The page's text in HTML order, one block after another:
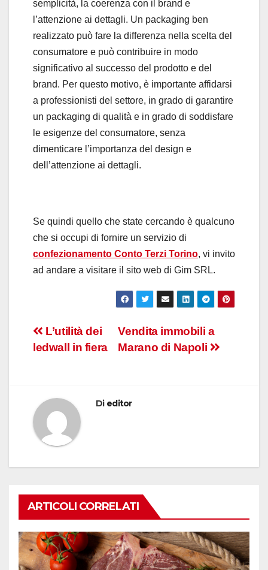
semplicità, la coerenza con il brand e
l’attenzione ai dettagli. Un packaging ben
realizzato può fare la differenza nella scelta del
consumatore e può contribuire in modo
significativo al successo del prodotto e del
brand. Per questo motivo, è importante affidarsi
a professionisti del settore, in grado di garantire
un packaging di qualità e in grado di soddisfare
le esigenze del consumatore, senza
dimenticare l’importanza del design e
dell’attenzione ai dettagli.
Se quindi quello che state cercando è qualcuno
che si occupi di fornire un servizio di
confezionamento Conto Terzi Torino, vi invito
ad andare a visitare il sito web di Gim SRL.
NavigazioneVendita immobili a
Marano di Napoli
L’utilità dei
ledwall in fiera
Di editor
ARTICOLI CORRELATI